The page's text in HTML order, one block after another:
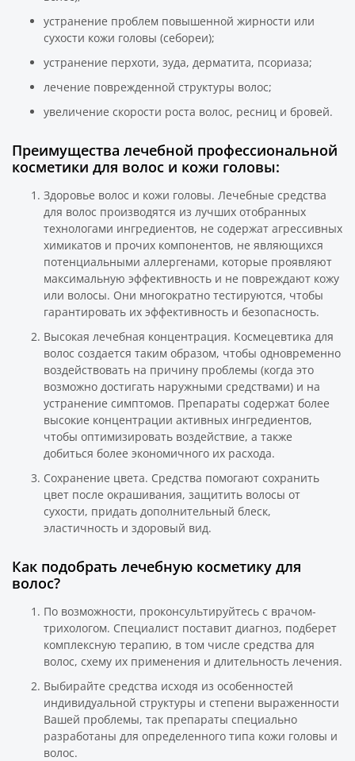
устранение проблем повышенной жирности или
сухости кожи головы (себореи);
устранение перхоти, зуда, дерматита, псориаза;
лечение поврежденной структуры волос;
увеличение скорости роста волос, ресниц и бровей.
Преимущества лечебной профессиональной
косметики для волос и кожи головы:
Здоровье волос и кожи головы. Лечебные средства
для волос производятся из лучших отобранных
технологами ингредиентов, не содержат агрессивных
химикатов и прочих компонентов, не являющихся
потенциальными аллергенами, которые проявляют
максимальную эффективность и не повреждают кожу
или волосы. Они многократно тестируются, чтобы
гарантировать их эффективность и безопасность.
Высокая лечебная концентрация. Космецевтика для
волос создается таким образом, чтобы одновременно
воздействовать на причину проблемы (когда это
возможно достигать наружными средствами) и на
устранение симптомов. Препараты содержат более
высокие концентрации активных ингредиентов,
чтобы оптимизировать воздействие, а также
добиться более экономичного их расхода.
Сохранение цвета. Средства помогают сохранить
цвет после окрашивания, защитить волосы от
сухости, придать дополнительный блеск,
эластичность и здоровый вид.
Как подобрать лечебную косметику для
волос?
По возможности, проконсультируйтесь с врачом-
трихологом. Специалист поставит диагноз, подберет
комплексную терапию, в том числе средства для
волос, схему их применения и длительность лечения.
Выбирайте средства исходя из особенностей
индивидуальной структуры и степени выраженности
Вашей проблемы, так препараты специально
разработаны для определенного типа кожи головы и
волос.